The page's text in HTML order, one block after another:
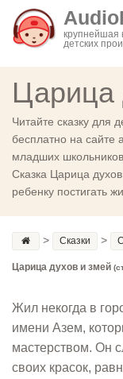
крупнейшая
детских
Царица
Читайте сказку для
бесплатно на сайте
младших
Сказка Царица
ребенку постигать
> Сказки >
Царица духов и змей
Жил некогда в
имени Азем,
мастерством. Он
своих красок,